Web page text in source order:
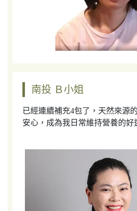
南投 Ｂ小姐
已經連續補充4包了，天然來源
安心，成為我日常維持營養的好